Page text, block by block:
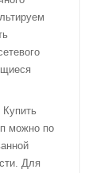
можно по
Для